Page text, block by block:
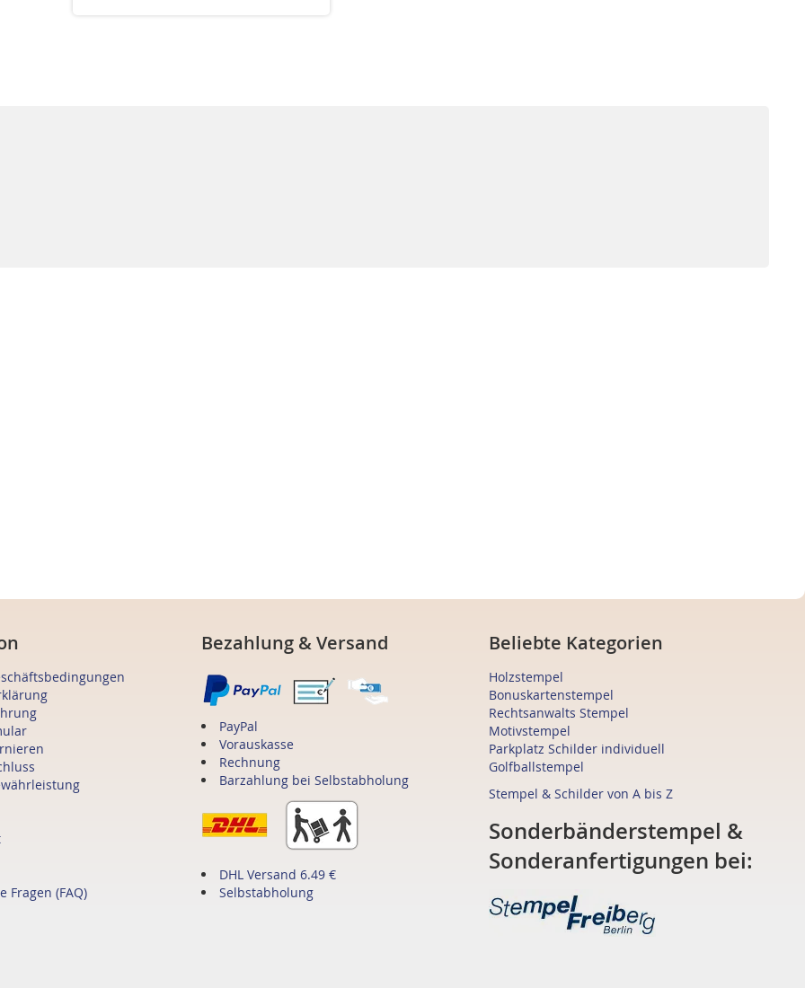
Fragen (FAQ)
Bezahlung & Versand
PayPal
Vorauskasse
Rechnung
Barzahlung bei Selbstabholung
DHL Versand 6.49 €
Selbstabholung
Beliebte Kategorien
Holzstempel
Bonuskartenstempel
Rechtsanwalts Stempel
Motivstempel
Parkplatz Schilder individuell
Golfballstempel
Stempel & Schilder von A bis Z
Sonderbänderstempel &
Sonderanfertigungen bei: